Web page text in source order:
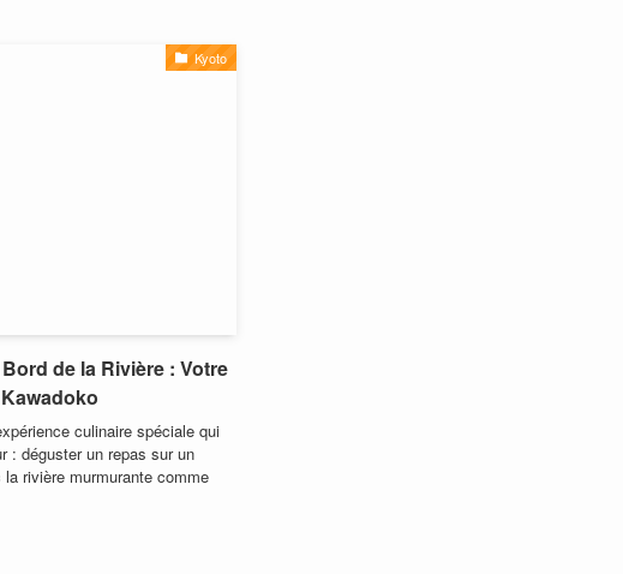
Kyoto
de la Rivière : Votre
culinaire spéciale qui
: déguster un repas sur un
rivière murmurante comme